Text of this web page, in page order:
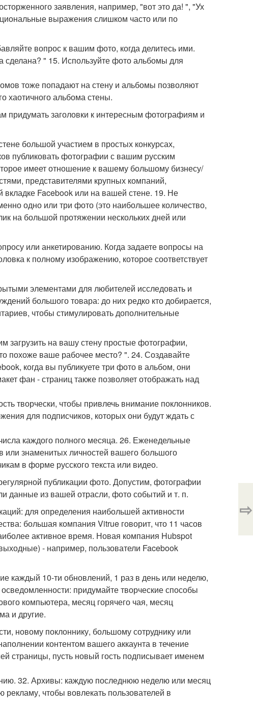
заявления, например, "вот это да! ", "Ух
выражения слишком часто или по
вопрос к вашим фото, когда делитесь ими.
" 15. Используйте фото альбомы для
тоже попадают на стену и альбомы позволяют
хаотичного альбома стены.
придумать заголовки к интересным фотографиям и
большой участием в простых конкурсах,
публиковать фотографии с вашим русским
имеет отношение к вашему большому бизнесу/
представителями крупных компаний,
вкладке Facebook или на вашей стене. 19. Не
одно или три фото (это наибольшее количество,
на большой протяжении нескольких дней или
или анкетированию. Когда задаете вопросы на
к полному изображению, которое соответствует
элементами для любителей исследовать и
большого товара: до них редко кто добирается,
чтобы стимулировать дополнительные
загрузить на вашу стену простые фотографии,
похоже ваше рабочее место? ". 24. Создавайте
когда вы публикуете три фото в альбом, они
фан - страниц также позволяет отображать над
творчески, чтобы привлечь внимание поклонников.
для подписчиков, которых они будут ждать с
каждого полного месяца. 26. Еженедельные
или знаменитых личностей вашего большого
в форме русского текста или видео.
публикации фото. Допустим, фотографии
данные из вашей отрасли, фото событий и т. п.
для определения наибольшей активности
большая компания Vitrue говорит, что 11 часов
активное время. Новая компания Hubspot
- например, пользователи Facebook
каждый 10-ти обновлений, 1 раз в день или неделю,
придумайте творческие способы
компьютера, месяц горячего чая, месяц
и другие.
новому поклоннику, большому сотруднику или
контентом вашего аккаунта в течение
страницы, пусть новый гость подписывает именем
32. Архивы: каждую последнюю неделю или месяц
чтобы вовлекать пользователей в
⇨